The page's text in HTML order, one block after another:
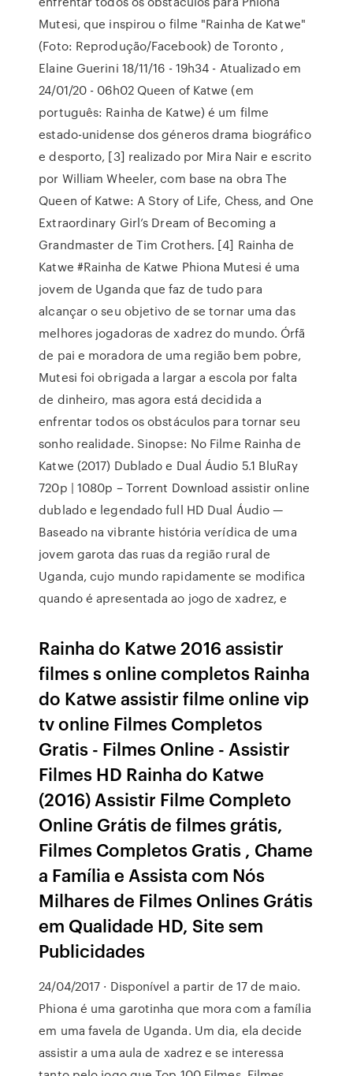
Mutesi, que inspirou o filme "Rainha de Katwe"
(Foto: Reprodução/Facebook) de Toronto ,
Elaine Guerini 18/11/16 - 19h34 - Atualizado em
24/01/20 - 06h02 Queen of Katwe (em
português: Rainha de Katwe) é um filme
estado-unidense dos géneros drama biográfico
e desporto, [3] realizado por Mira Nair e escrito
por William Wheeler, com base na obra The
Queen of Katwe: A Story of Life, Chess, and One
Extraordinary Girl’s Dream of Becoming a
Grandmaster de Tim Crothers. [4] Rainha de
Katwe #Rainha de Katwe Phiona Mutesi é uma
jovem de Uganda que faz de tudo para
alcançar o seu objetivo de se tornar uma das
melhores jogadoras de xadrez do mundo. Órfã
de pai e moradora de uma região bem pobre,
Mutesi foi obrigada a largar a escola por falta
de dinheiro, mas agora está decidida a
enfrentar todos os obstáculos para tornar seu
sonho realidade. Sinopse: No Filme Rainha de
Katwe (2017) Dublado e Dual Áudio 5.1 BluRay
720p | 1080p – Torrent Download assistir online
dublado e legendado full HD Dual Áudio —
Baseado na vibrante história verídica de uma
jovem garota das ruas da região rural de
Uganda, cujo mundo rapidamente se modifica
quando é apresentada ao jogo de xadrez, e
Rainha do Katwe 2016 assistir
filmes s online completos Rainha
do Katwe assistir filme online vip
tv online Filmes Completos
Gratis - Filmes Online - Assistir
Filmes HD Rainha do Katwe
(2016) Assistir Filme Completo
Online Grátis de filmes grátis,
Filmes Completos Gratis , Chame
a Família e Assista com Nós
Milhares de Filmes Onlines Grátis
em Qualidade HD, Site sem
Publicidades
24/04/2017 · Disponível a partir de 17 de maio.
Phiona é uma garotinha que mora com a família
em uma favela de Uganda. Um dia, ela decide
assistir a uma aula de xadrez e se interessa